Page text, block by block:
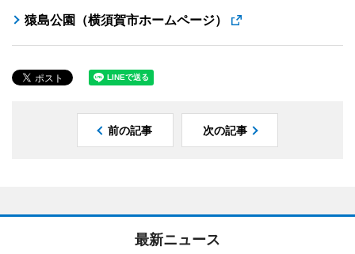
猿島公園（横須賀市ホームページ）
前の記事 次の記事
最新ニュース